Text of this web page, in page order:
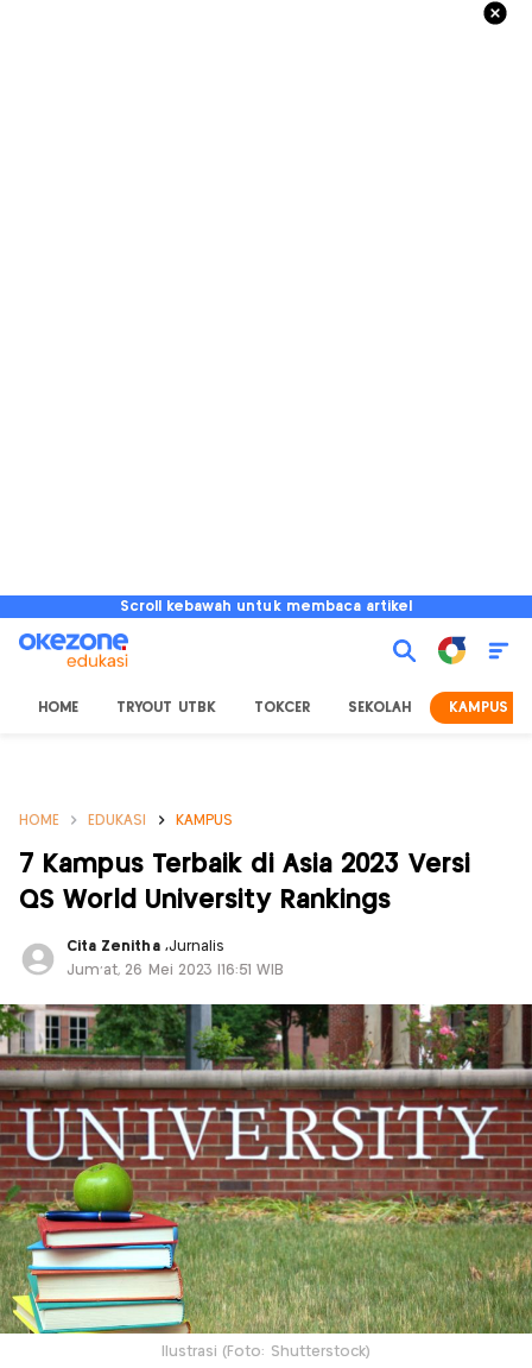
Scroll kebawah untuk membaca artikel
HOME TRYOUT UTBK TOKCER SEKOLAH KAMPUS
HOME EDUKASI KAMPUS
7 Kampus Terbaik di Asia 2023 Versi
QS World University Rankings
Cita Zenitha ,Jurnalis
Jum'at, 26 Mei 2023 |16:51 WIB
Ilustrasi (Foto: Shutterstock)